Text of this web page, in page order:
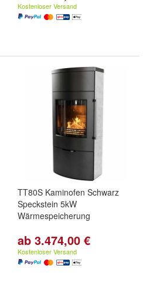
Kostenloser Versand
TT80S Kaminofen Schwarz
Speckstein 5kW
Wärmespeicherung
ab 3.474,00 €
Kostenloser Versand